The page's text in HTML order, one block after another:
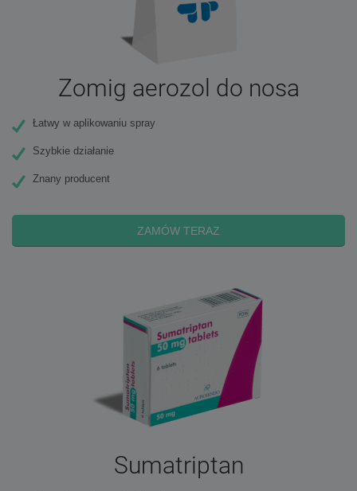
Zomig aerozol do nosa
Łatwy w aplikowaniu spray
Szybkie działanie
Znany producent
ZAMÓW TERAZ
Sumatriptan